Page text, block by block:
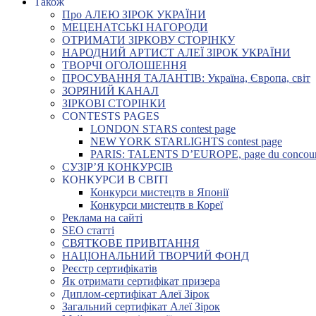
Про АЛЕЮ ЗІРОК УКРАЇНИ
МЕЦЕНАТСЬКІ НАГОРОДИ
ОТРИМАТИ ЗІРКОВУ СТОРІНКУ
НАРОДНИЙ АРТИСТ АЛЕЇ ЗІРОК УКРАЇНИ
ТВОРЧІ ОГОЛОШЕННЯ
ПРОСУВАННЯ ТАЛАНТІВ: Україна, Європа, світ
ЗОРЯНИЙ КАНАЛ
ЗІРКОВІ СТОРІНКИ
CONTESTS PAGES
LONDON STARS contest page
NEW YORK STARLIGHTS contest page
PARIS: TALENTS D’EUROPE, page du
СУЗІР’Я КОНКУРСІВ
КОНКУРСИ В СВІТІ
Конкурси мистецтв в Японії
Конкурси мистецтв в Кореї
Реклама на сайті
SEO статті
СВЯТКОВЕ ПРИВІТАННЯ
НАЦІОНАЛЬНИЙ ТВОРЧИЙ ФОНД
Реєстр сертифікатів
Як отримати сертифікат призера
Диплом-сертифікат Алеї Зірок
Загальний сертифікат Алеї Зірок